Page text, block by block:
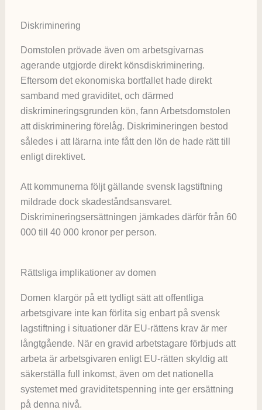
Diskriminering
Domstolen prövade även om arbetsgivarnas
agerande utgjorde direkt könsdiskriminering.
Eftersom det ekonomiska bortfallet hade direkt
samband med graviditet, och därmed
diskrimineringsgrunden kön, fann Arbetsdomstolen
att diskriminering förelåg. Diskrimineringen bestod
således i att lärarna inte fått den lön de hade rätt till
enligt direktivet.
Att kommunerna följt gällande svensk lagstiftning
mildrade dock skadeståndsansvaret.
Diskrimineringsersättningen jämkades därför från 60
000 till 40 000 kronor per person.
Rättsliga implikationer av domen
Domen klargör på ett tydligt sätt att offentliga
arbetsgivare inte kan förlita sig enbart på svensk
lagstiftning i situationer där EU-rättens krav är mer
långtgående. När en gravid arbetstagare förbjuds att
arbeta är arbetsgivaren enligt EU-rätten skyldig att
säkerställa full inkomst, även om det nationella
systemet med graviditetspenning inte ger ersättning
på denna nivå.